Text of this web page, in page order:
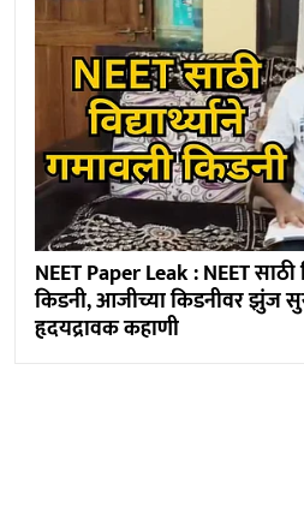
NEET Paper Leak : NEET साठी
किडनी, आजीच्या किडनीवर झुंज
हृदयद्रावक कहाणी